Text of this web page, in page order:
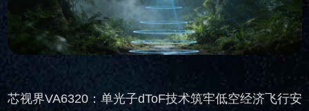
芯视界VA6320：单光子dToF技术筑牢低空经济飞行安